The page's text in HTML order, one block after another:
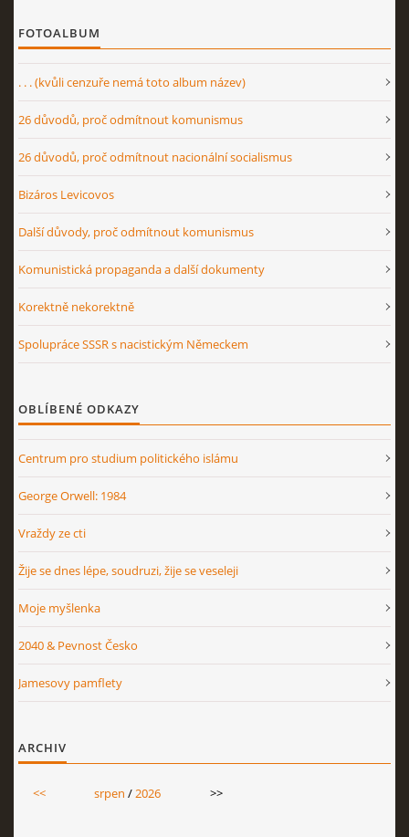
FOTOALBUM
. . . (kvůli cenzuře nemá toto album název)
26 důvodů, proč odmítnout komunismus
26 důvodů, proč odmítnout nacionální socialismus
Bizáros Levicovos
Další důvody, proč odmítnout komunismus
Komunistická propaganda a další dokumenty
Korektně nekorektně
Spolupráce SSSR s nacistickým Německem
OBLÍBENÉ ODKAZY
Centrum pro studium politického islámu
George Orwell: 1984
Vraždy ze cti
Žije se dnes lépe, soudruzi, žije se veseleji
Moje myšlenka
2040 & Pevnost Česko
Jamesovy pamflety
ARCHIV
<< srpen /2026 >>